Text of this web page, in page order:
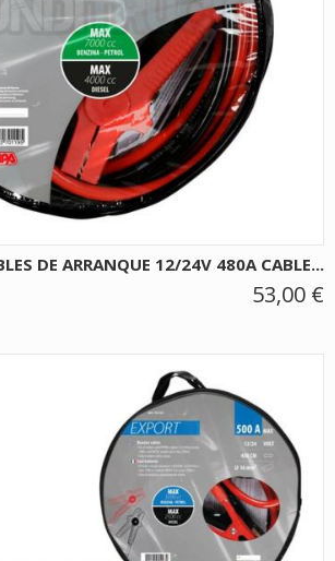
DE ARRANQUE 12/24V 480A CABLE...
53,00 €